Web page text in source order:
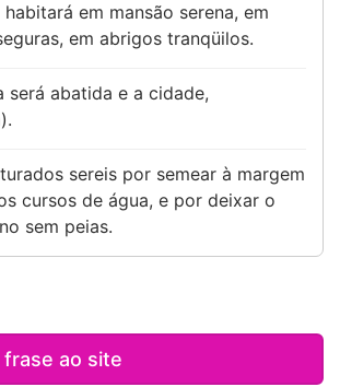
em mansão serena, em
em abrigos tranqüilos.
será abatida e a cidade,
sereis por semear à margem
cursos de água, e por deixar o
sem peias.
frase ao site